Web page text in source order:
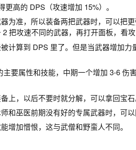
高的 DPS（攻速增加 15%）。
为准，所以装备两把武器时，可以把
把攻速不同的武器，再打开面板，看
计算到 DPS 里了。但是当武器增加力
要属性和技能，中期一个增加 3-6 伤
上，以后不要时就分解，可以拿回宝石
和巫医前期没有好的专属武器时，可以
增加憎恨，这与武僧和野蛮人不同。